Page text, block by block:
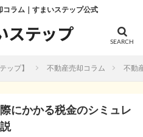
コラム｜すまいステップ公式
ップ】 不動産売却コラム 不動
にかかる税金のシミュレ